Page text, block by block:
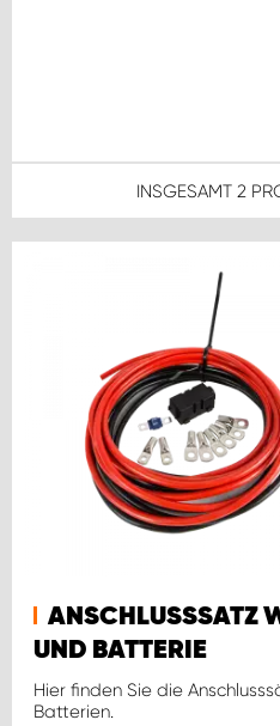
INSGESAMT 2
ANSCHLUSSSATZ
UND BATTERIE
Hier finden Sie die
Batterien.